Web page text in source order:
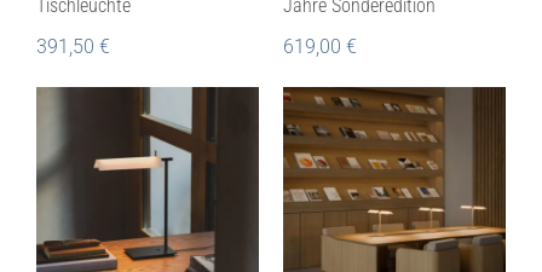
Tischleuchte
391,50 €
Jahre Sonderedition
619,00 €